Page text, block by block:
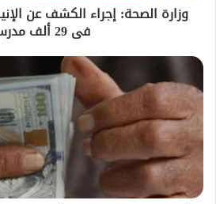
وزارة الصحة: إجراء الكشف عن
فى 29 ألف مدرسة